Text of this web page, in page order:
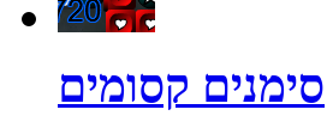
סימנים קסומים